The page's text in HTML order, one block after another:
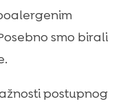
losos,
smjernice
smirivanju
smo birali
postupnog